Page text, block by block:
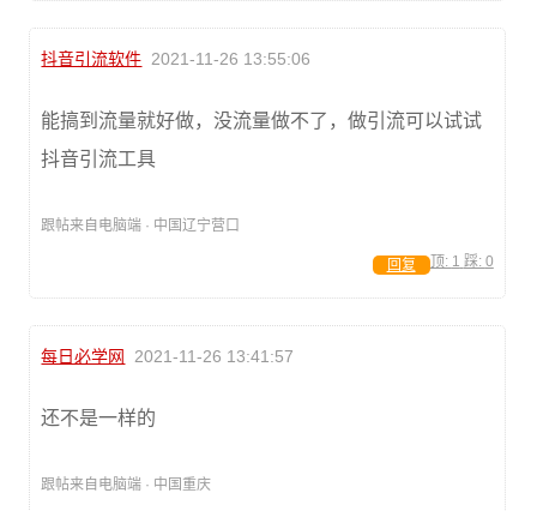
抖音引流软件 2021-11-26 13:55:06
能搞到流量就好做，没流量做不了，做引流可以试试
抖音引流工具
跟帖来自电脑端 · 中国辽宁营口
顶: 1 踩: 0
回复
每日必学网 2021-11-26 13:41:57
还不是一样的
跟帖来自电脑端 · 中国重庆